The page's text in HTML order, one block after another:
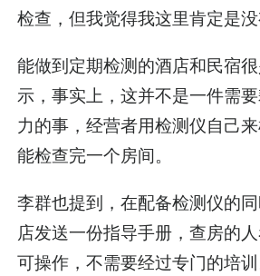
检查，但我觉得我这里肯定是
能做到定期检测的酒店和民宿
示，事实上，这并不是一件需
力的事，经营者用检测仪自己
能检查完一个房间。
李群也提到，在配备检测仪的
店发送一份指导手册，查房的
可操作，不需要经过专门的培训